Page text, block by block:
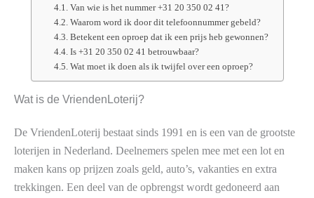
Van wie is het nummer +31 20 350 02 41?
Waarom word ik door dit telefoonnummer gebeld?
Betekent een oproep dat ik een prijs heb gewonnen?
Is +31 20 350 02 41 betrouwbaar?
Wat moet ik doen als ik twijfel over een oproep?
Wat is de VriendenLoterij?
De VriendenLoterij bestaat sinds 1991 en is een van de grootste
loterijen in Nederland. Deelnemers spelen mee met een lot en
maken kans op prijzen zoals geld, auto’s, vakanties en extra
trekkingen. Een deel van de opbrengst wordt gedoneerd aan